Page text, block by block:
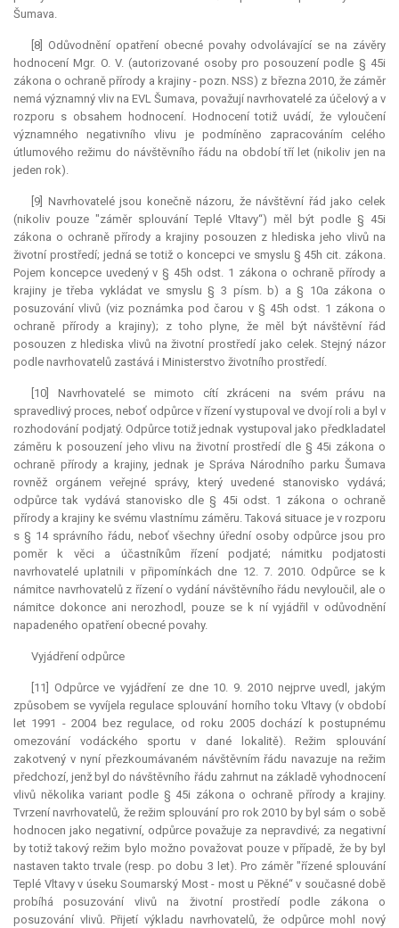
Šumava.
[8] Odůvodnění opatření obecné povahy odvolávající se na závěry
hodnocení Mgr. O. V. (autorizované osoby pro posouzení podle § 45i
zákona o ochraně přírody a krajiny - pozn. NSS) z března 2010, že záměr
nemá významný vliv na EVL Šumava, považují navrhovatelé za účelový a v
rozporu s obsahem hodnocení. Hodnocení totiž uvádí, že vyloučení
významného negativního vlivu je podmíněno zapracováním celého
útlumového režimu do návštěvního řádu na období tří let (nikoliv jen na
jeden rok).
[9] Navrhovatelé jsou konečně názoru, že návštěvní řád jako celek
(nikoliv pouze "záměr splouvání Teplé Vltavy“) měl být podle § 45i
zákona o ochraně přírody a krajiny posouzen z hlediska jeho vlivů na
životní prostředí; jedná se totiž o koncepci ve smyslu § 45h cit. zákona.
Pojem koncepce uvedený v § 45h odst. 1 zákona o ochraně přírody a
krajiny je třeba vykládat ve smyslu § 3 písm. b) a § 10a zákona o
posuzování vlivů (viz poznámka pod čarou v § 45h odst. 1 zákona o
ochraně přírody a krajiny); z toho plyne, že měl být návštěvní řád
posouzen z hlediska vlivů na životní prostředí jako celek. Stejný názor
podle navrhovatelů zastává i Ministerstvo životního prostředí.
[10] Navrhovatelé se mimoto cítí zkráceni na svém právu na
spravedlivý proces, neboť odpůrce v řízení vystupoval ve dvojí roli a byl v
rozhodování podjatý. Odpůrce totiž jednak vystupoval jako předkladatel
záměru k posouzení jeho vlivu na životní prostředí dle § 45i zákona o
ochraně přírody a krajiny, jednak je Správa Národního parku Šumava
rovněž orgánem veřejné správy, který uvedené stanovisko vydává;
odpůrce tak vydává stanovisko dle § 45i odst. 1 zákona o ochraně
přírody a krajiny ke svému vlastnímu záměru. Taková situace je v rozporu
s § 14 správního řádu, neboť všechny úřední osoby odpůrce jsou pro
poměr k věci a účastníkům řízení podjaté; námitku podjatosti
navrhovatelé uplatnili v připomínkách dne 12. 7. 2010. Odpůrce se k
námitce navrhovatelů z řízení o vydání návštěvního řádu nevyloučil, ale o
námitce dokonce ani nerozhodl, pouze se k ní vyjádřil v odůvodnění
napadeného opatření obecné povahy.
Vyjádření odpůrce
[11] Odpůrce ve vyjádření ze dne 10. 9. 2010 nejprve uvedl, jakým
způsobem se vyvíjela regulace splouvání horního toku Vltavy (v období
let 1991 - 2004 bez regulace, od roku 2005 dochází k postupnému
omezování vodáckého sportu v dané lokalitě). Režim splouvání
zakotvený v nyní přezkoumávaném návštěvním řádu navazuje na režim
předchozí, jenž byl do návštěvního řádu zahrnut na základě vyhodnocení
vlivů několika variant podle § 45i zákona o ochraně přírody a krajiny.
Tvrzení navrhovatelů, že režim splouvání pro rok 2010 by byl sám o sobě
hodnocen jako negativní, odpůrce považuje za nepravdivé; za negativní
by totiž takový režim bylo možno považovat pouze v případě, že by byl
nastaven takto trvale (resp. po dobu 3 let). Pro záměr "řízené splouvání
Teplé Vltavy v úseku Soumarský Most - most u Pěkné“ v současné době
probíhá posuzování vlivů na životní prostředí podle zákona o
posuzování vlivů. Přijetí výkladu navrhovatelů, že odpůrce mohl nový